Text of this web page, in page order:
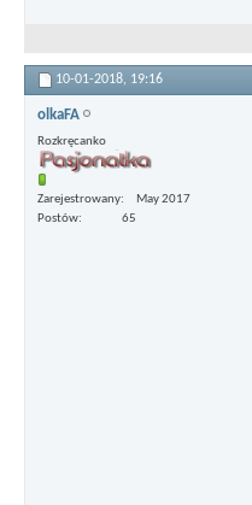
10-01-2018, 19:16
olkaFA
Rozkręcanko
Zarejestrowany
May 2017
Postów
65